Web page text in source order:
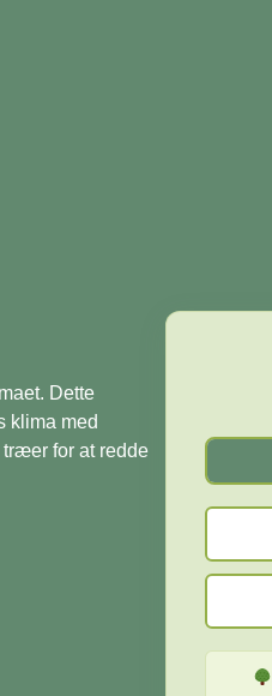
Dette
klima med
træer for at redde